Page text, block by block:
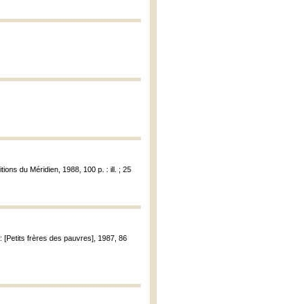
du Méridien, 1988, 100 p. : ill. ; 25
: [Petits frères des pauvres], 1987, 86